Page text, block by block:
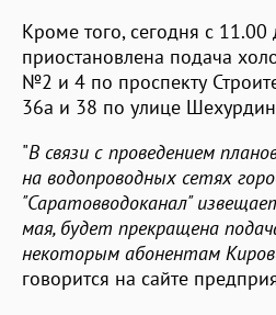
Кроме того, сегодня с
приостановлена подача
№2 и 4 по проспекту
36а и 38 по улице
"В связи с проведением
на водопроводных сетях
"Саратовводоканал"
мая, будет прекращена
некоторым абонентам
говорится на сайте